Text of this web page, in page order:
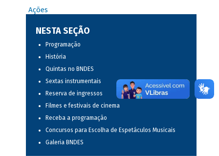
Ações
NESTA SEÇÃO
Programação
História
Quintas no BNDES
Sextas instrumentais
Reserva de ingressos
Filmes e festivais de cinema
Receba a programação
Concursos para Escolha de Espetáculos Musicais
Galeria BNDES